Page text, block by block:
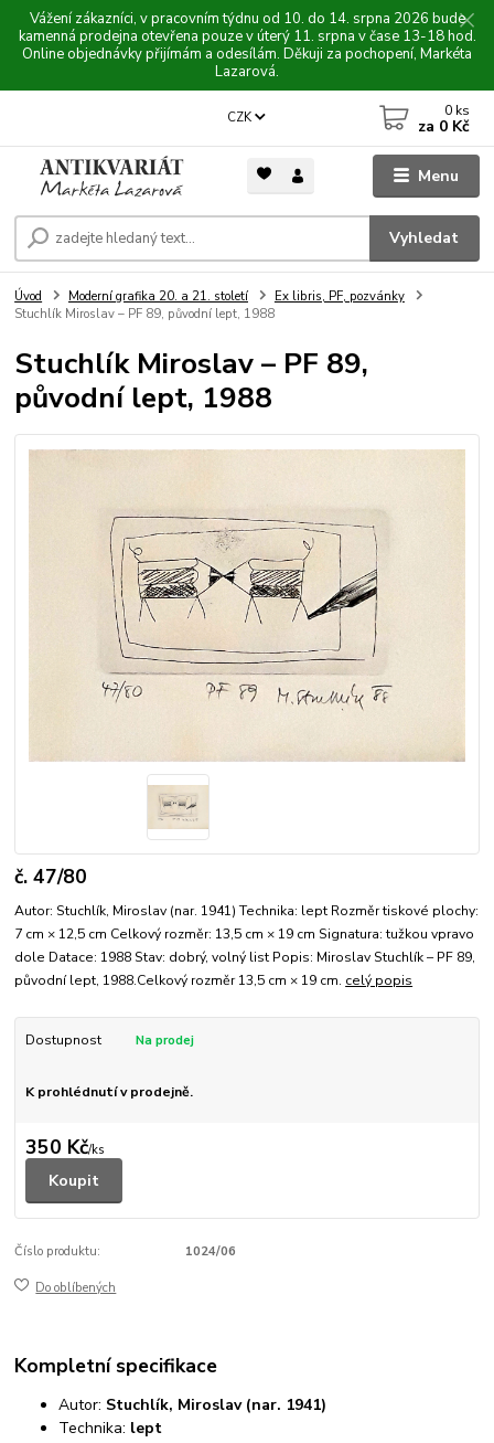
Vážení zákazníci, v pracovním týdnu od 10. do 14. srpna 2026 bude
kamenná prodejna otevřena pouze v úterý 11. srpna v čase 13-18 hod.
Online objednávky přijímám a odesílám. Děkuji za pochopení, Markéta
Lazarová.
Menu
CZK
Vyhledat
0 ks
za 0 Kč
Úvod Moderní grafika 20. a 21. století
Ex libris, PF, pozvánky
Stuchlík Miroslav – PF 89, původní lept, 1988
Stuchlík Miroslav – PF 89,
původní lept, 1988
č. 47/80
Autor: Stuchlík, Miroslav (nar. 1941) Technika: lept Rozměr tiskové plochy:
7 cm × 12,5 cm Celkový rozměr: 13,5 cm × 19 cm Signatura: tužkou vpravo
dole Datace: 1988 Stav: dobrý, volný list Popis: Miroslav Stuchlík – PF 89,
původní lept, 1988.Celkový rozměr 13,5 cm × 19 cm. celý popis
Dostupnost
K prohlédnutí v prodejně.
350 Kč/ks
Koupit
Číslo produktu: 1024/06
Do oblíbených
Kompletní specifikace
Autor: Stuchlík, Miroslav (nar. 1941)
Technika: lept